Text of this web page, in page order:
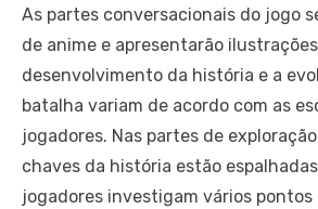
As partes conversacionais do jogo
de anime e apresentarão ilustrações
desenvolvimento da história e a
batalha variam de acordo com as
jogadores. Nas partes de
chaves da história estão
jogadores investigam vários pontos